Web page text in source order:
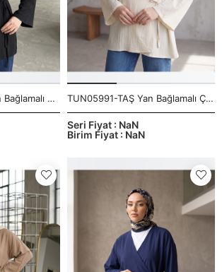
TUN05991-SYH Yan Bağlamalı Çilek Tunik-Siyah TUN05991-TAŞ Yan Bağlamalı Çilek Tunik-Taş
Birim Fiyat : NaN
Seri Fiyat : NaN